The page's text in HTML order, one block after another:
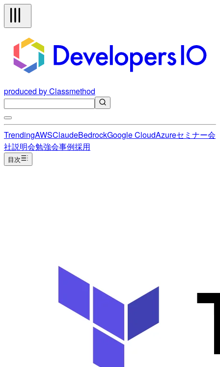
produced by Classmethod
TrendingAWSClaudeBedrockGoogle CloudAzureセミナー会
社説明会勉強会事例採用
目次